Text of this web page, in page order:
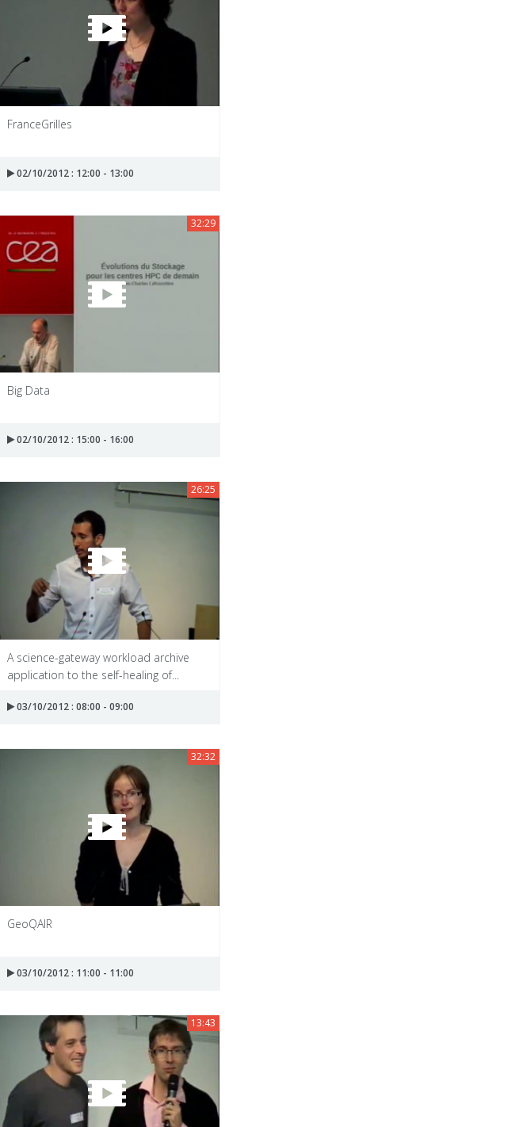
FranceGrilles
02/10/2012 : 12:00 - 13:00
32:29
Big Data
02/10/2012 : 15:00 - 16:00
26:25
A science-gateway workload archive
application to the self-healing of...
03/10/2012 : 08:00 - 09:00
32:32
GeoQAIR
03/10/2012 : 11:00 - 11:00
13:43